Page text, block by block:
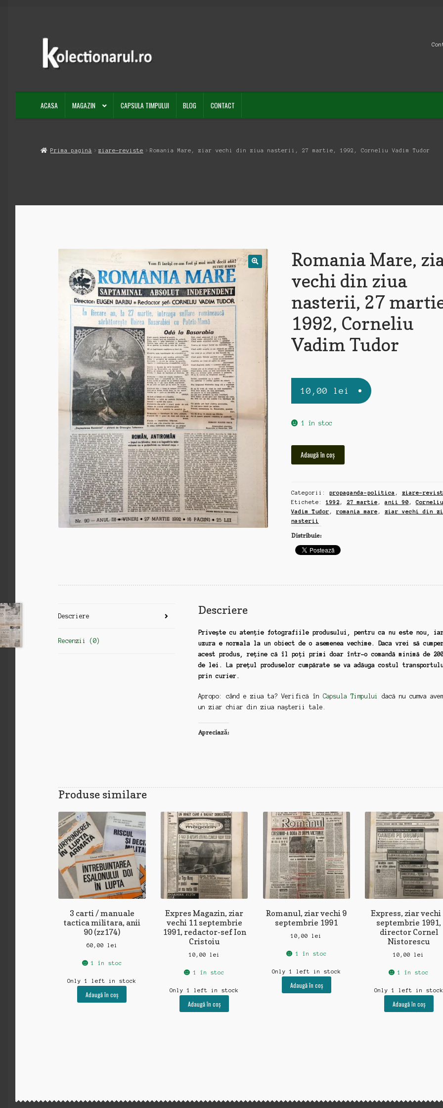
Sari
navigare
Sari
conținut
ACASA MAGAZIN CAPSULA TIMPULUI BLOG CONTACT
Prima pagină ziare-reviste Romania Mare, ziar vechi din ziua nasterii, 27 martie, 1992, Corneliu Vadim Tudor
Romania Mare,
vechi din ziua
nasterii, 27
1992, Corneliu
Vadim Tudor
10,00 lei
1 în stoc
Romania
vechi
din
ziua
nasterii,
27
martie,
Adaugă în coș
Categorii: propaganda-politica , ziare-
Etichete: 1992 , 27 martie ,anii 90 ,Corneliu
Vadim Tudor , romania mare , ziar vechi din
nasterii
Distribuie:
Descriere
Recenzii (0)
Descriere
Privește cu atenție fotografiile produsului, pentru ca nu este nou,
uzura e normala la un obiect de o asemenea vechime. Daca vrei să
acest produs, reține că îl poți primi doar într-o comandă minimă de
de lei. La prețul produselor cumpărate se va adăuga costul
prin curier.
Apropo: când e ziua ta? Verifică în Capsula Timpului
dacă nu cumva
un ziar chiar din ziua nașterii tale.
Apreciază:
Produse similare
3 carti / manuale
tactica militara, anii
90 (zz174)
60,00 lei
1 în stoc
Only 1 left in stock
Adaugă în coș
Expres Magazin, ziar
vechi 11 septembrie
1991, redactor-sef Ion
Cristoiu
10,00 lei
1 în stoc
Only 1 left in stock
Adaugă în coș
Romanul, ziar vechi 9
septembrie 1991
10,00lei
1 în stoc
Only 1 left in stock
Adaugă în coș
Express, ziar vechi
septembrie 1991,
director Cornel
Nistorescu
10,00lei
1 în stoc
Only 1 left in stock
Adaugă în coș